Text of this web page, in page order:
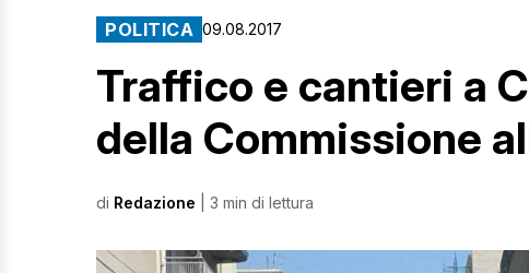
POLITICA 09.08.2017
Traffico e cantieri a
della Commissione
di Redazione | 3 min di lettura